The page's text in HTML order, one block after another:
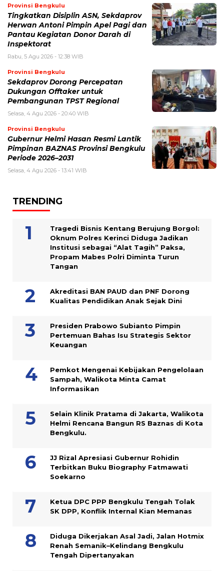
Provinsi Bengkulu
Tingkatkan Disiplin ASN, Sekdaprov
Herwan Antoni Pimpin Apel Pagi dan
Pantau Kegiatan Donor Darah di
Inspektorat
Rabu, 5 Agu 2026 - 12:38 WIB
Provinsi Bengkulu
Sekdaprov Dorong Percepatan
Dukungan Offtaker untuk
Pembangunan TPST Regional
Selasa, 4 Agu 2026 - 20:40 WIB
Provinsi Bengkulu
Gubernur Helmi Hasan Resmi Lantik
Pimpinan BAZNAS Provinsi Bengkulu
Periode 2026–2031
Selasa, 4 Agu 2026 - 13:41 WIB
TRENDING
Tragedi Bisnis Kentang Berujung Borgol:
Oknum Polres Kerinci Diduga Jadikan
Institusi sebagai “Alat Tagih” Paksa,
Propam Mabes Polri Diminta Turun
Tangan
Akreditasi BAN PAUD dan PNF Dorong
Kualitas Pendidikan Anak Sejak Dini
Presiden Prabowo Subianto Pimpin
Pertemuan Bahas Isu Strategis Sektor
Keuangan
Pemkot Mengenai Kebijakan Pengelolaan
Sampah, Walikota Minta Camat
Informasikan
Selain Klinik Pratama di Jakarta, Walikota
Helmi Rencana Bangun RS Baznas di Kota
Bengkulu.
JJ Rizal Apresiasi Gubernur Rohidin
Terbitkan Buku Biography Fatmawati
Soekarno
Ketua DPC PPP Bengkulu Tengah Tolak
SK DPP, Konflik Internal Kian Memanas
Diduga Dikerjakan Asal Jadi, Jalan Hotmix
Renah Semanik–Kelindang Bengkulu
Tengah Dipertanyakan